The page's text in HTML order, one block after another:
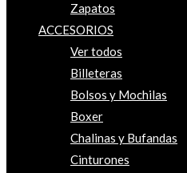
Zapatos
ACCESORIOS
Ver todos
Billeteras
Bolsos y Mochilas
Boxer
Chalinas y Bufandas
Cinturones